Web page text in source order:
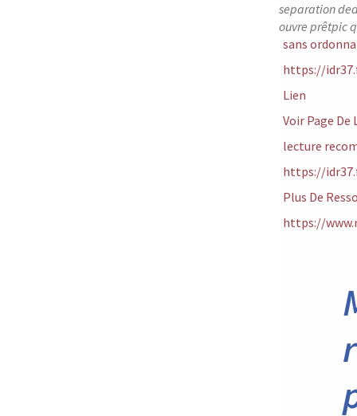
separation
ouvre prêtpic
sans
https://
Lien
Voir Page De
lecture
https://
Plus De
https://